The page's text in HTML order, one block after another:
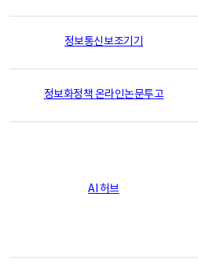
정보통신보조기기
정보화정책 온라인논문투고
AI 허브